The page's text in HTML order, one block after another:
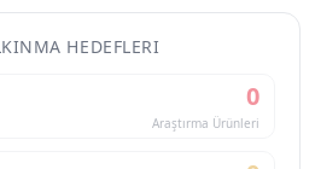
HEDEFLERI
0
Araştırma Ürünleri